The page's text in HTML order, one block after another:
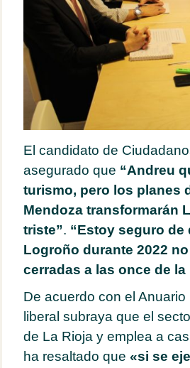
El candidato de
asegurado que “Andreu
turismo, pero los planes
Mendoza transformarán
triste”. “Estoy seguro de
Logroño durante 2022
cerradas a las once de la
De acuerdo con el
liberal subraya que el
de La Rioja y emplea a
ha resaltado que «si se